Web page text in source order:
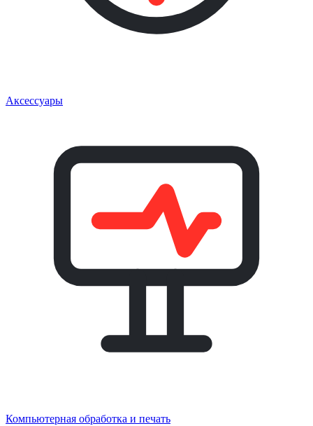
Аксессуары
Компьютерная обработка и печать